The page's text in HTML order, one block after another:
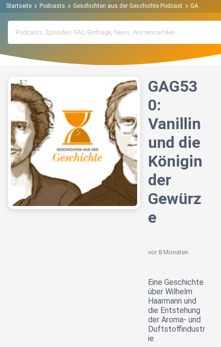
Startseite Podcasts Geschichten aus der Geschichte Podcast GAG530:
GAG53
0:
Vanillin
und die
Königin
der
Gewürz
e
vor 8 Monaten
Eine Geschichte
über Wilhelm
Haarmann und
die Entstehung
der Aroma- und
Duftstoffindustr
ie